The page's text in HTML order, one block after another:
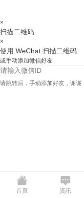
×
扫描二维码
×
使用 WeChat 扫描二维码
或手动添加微信好友
请跳转后，手动添加好友，谢谢
首頁 資訊